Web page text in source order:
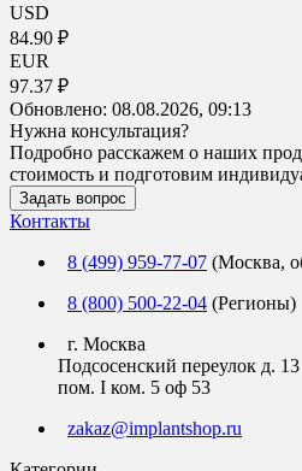
USD
84.90 ₽
EUR
97.37 ₽
Обновлено: 08.08.2026, 09:13
Нужна консультация?
Подробно расскажем о наших
стоимость и подготовим
Задать вопрос
Контакты
8 (499) 959-77-07 (Москва,
8 (800) 500-22-04 (Регионы)
г. Москва
Подсосенский переулок д. 13
пом. I ком. 5 оф 53
zakaz@implantshop.ru